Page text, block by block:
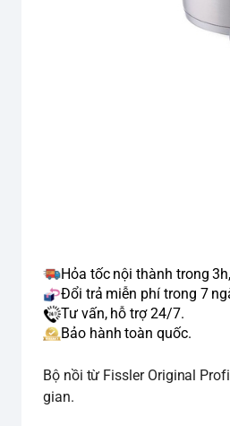
Hỏa tốc nội thành trong
Đổi trả miễn phí trong 7
Tư vấn, hỗ trợ 24/7.
Bảo hành toàn quốc.
Bộ nồi từ Fissler Original
gian.